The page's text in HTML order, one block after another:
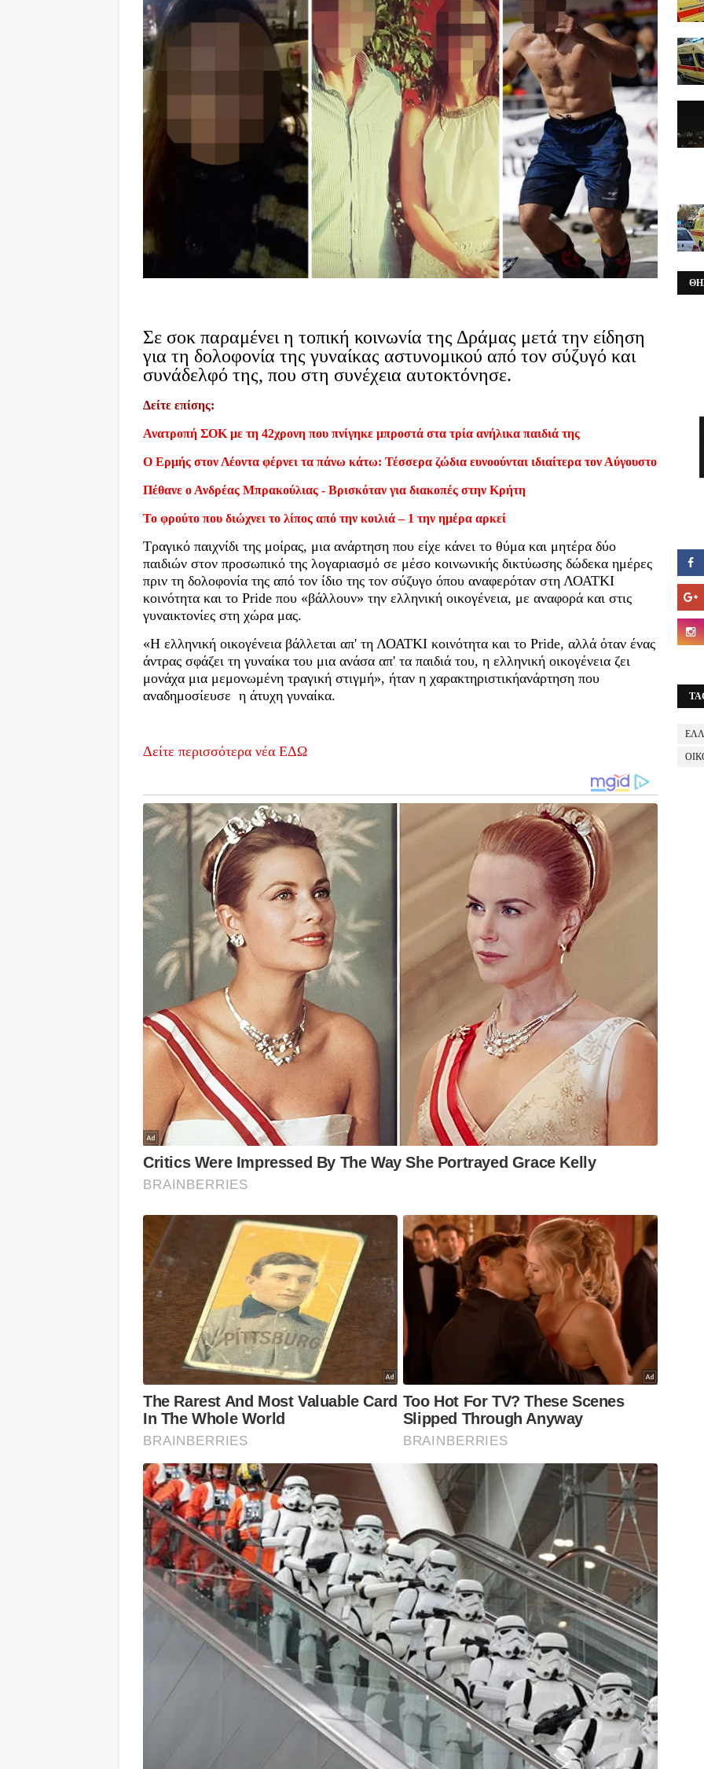
Σε σοκ παραμένει η τοπική κοινωνία της Δράμας μετά την είδηση
για τη δολοφονία της γυναίκας αστυνομικού από τον σύζυγό και
συνάδελφό της, που στη συνέχεια αυτοκτόνησε.
Δείτε επίσης:
Ανατροπή ΣΟΚ με τη 42χρονη που πνίγηκε μπροστά στα τρία ανήλικα παιδιά της
Ο Ερμής στον Λέοντα φέρνει τα πάνω κάτω: Τέσσερα ζώδια ευνοούνται ιδιαίτερα τον Αύγουστο
Πέθανε ο Ανδρέας Μπρακούλιας - Βρισκόταν για διακοπές στην Κρήτη
Το φρούτο που διώχνει το λίπος από την κοιλιά – 1 την ημέρα αρκεί
Τραγικό παιχνίδι της μοίρας, μια ανάρτηση που είχε κάνει το θύμα και μητέρα δύο
παιδιών στον προσωπικό της λογαριασμό σε μέσο κοινωνικής δικτύωσης δώδεκα ημέρες
πριν τη δολοφονία της από τον ίδιο της τον σύζυγο όπου αναφερόταν στη ΛΟΑΤΚΙ
κοινότητα και το Pride που «βάλλουν» την ελληνική οικογένεια, με αναφορά και στις
γυναικτονίες στη χώρα μας.
«Η ελληνική οικογένεια βάλλεται απ' τη ΛΟΑΤΚΙ κοινότητα και το Pride, αλλά όταν ένας
άντρας σφάζει τη γυναίκα του μια ανάσα απ' τα παιδιά του, η ελληνική οικογένεια ζει
μονάχα μια μεμονωμένη τραγική στιγμή», ήταν η χαρακτηριστικήανάρτηση που
αναδημοσίευσε η άτυχη γυναίκα.
Δείτε περισσότερα νέα ΕΔΩ